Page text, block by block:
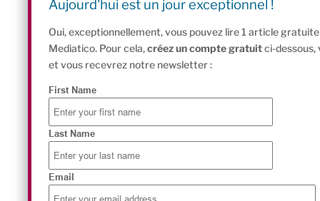
Aujourd'hui est un jour exceptionnel !
Oui, exceptionnellement, vous pouvez lire 1 article
Mediatico. Pour cela,créez un compte gratuitci-dessous,
et vous recevrez notre newsletter :
First Name
Last Name
Email